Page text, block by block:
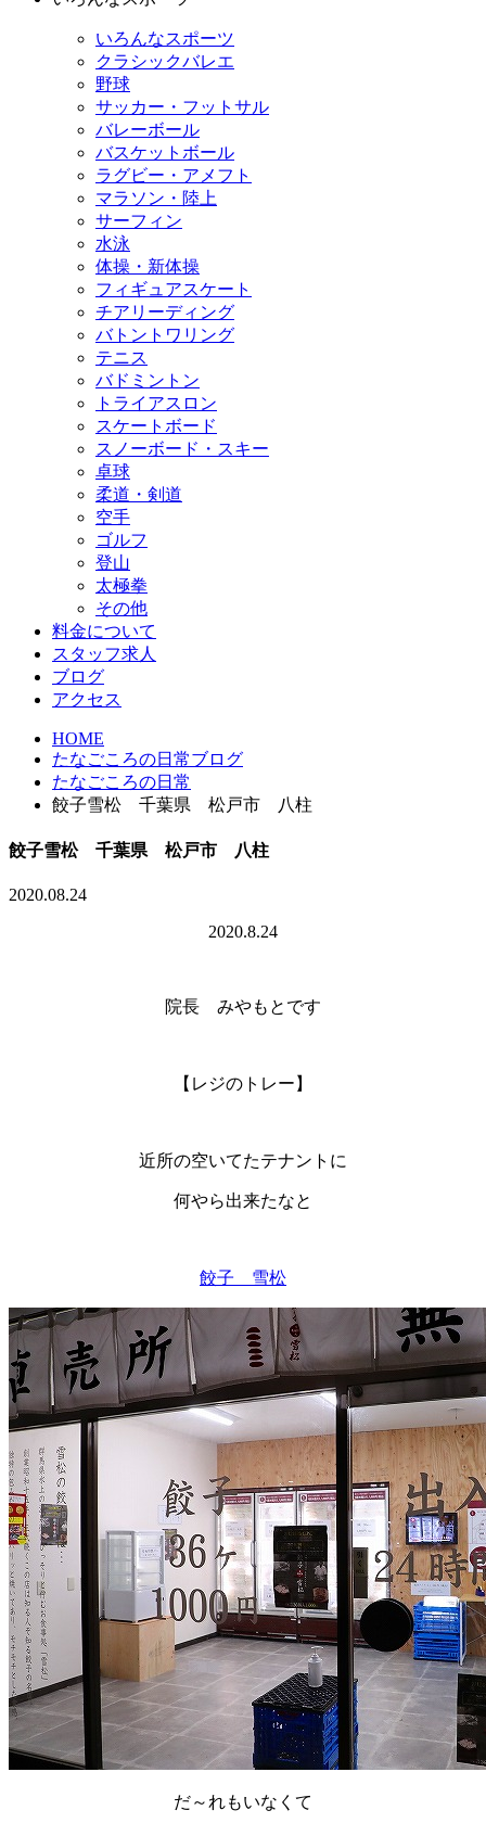
いろんなスポーツ
クラシックバレエ
野球
サッカー・フットサル
バレーボール
バスケットボール
ラグビー・アメフト
マラソン・陸上
サーフィン
水泳
体操・新体操
フィギュアスケート
チアリーディング
バトントワリング
テニス
バドミントン
トライアスロン
スケートボード
スノーボード・スキー
卓球
柔道・剣道
空手
ゴルフ
登山
太極拳
その他
料金について
スタッフ求人
ブログ
アクセス
HOME
たなごころの日常ブログ
たなごころの日常
餃子雪松 千葉県 松戸市 八柱
餃子雪松 千葉県 松戸市 八柱
2020.08.24
2020.8.24
院長 みやもとです
【レジのトレー】
近所の空いてたテナントに
何やら出来たなと
餃子 雪松
だ～れもいなくて